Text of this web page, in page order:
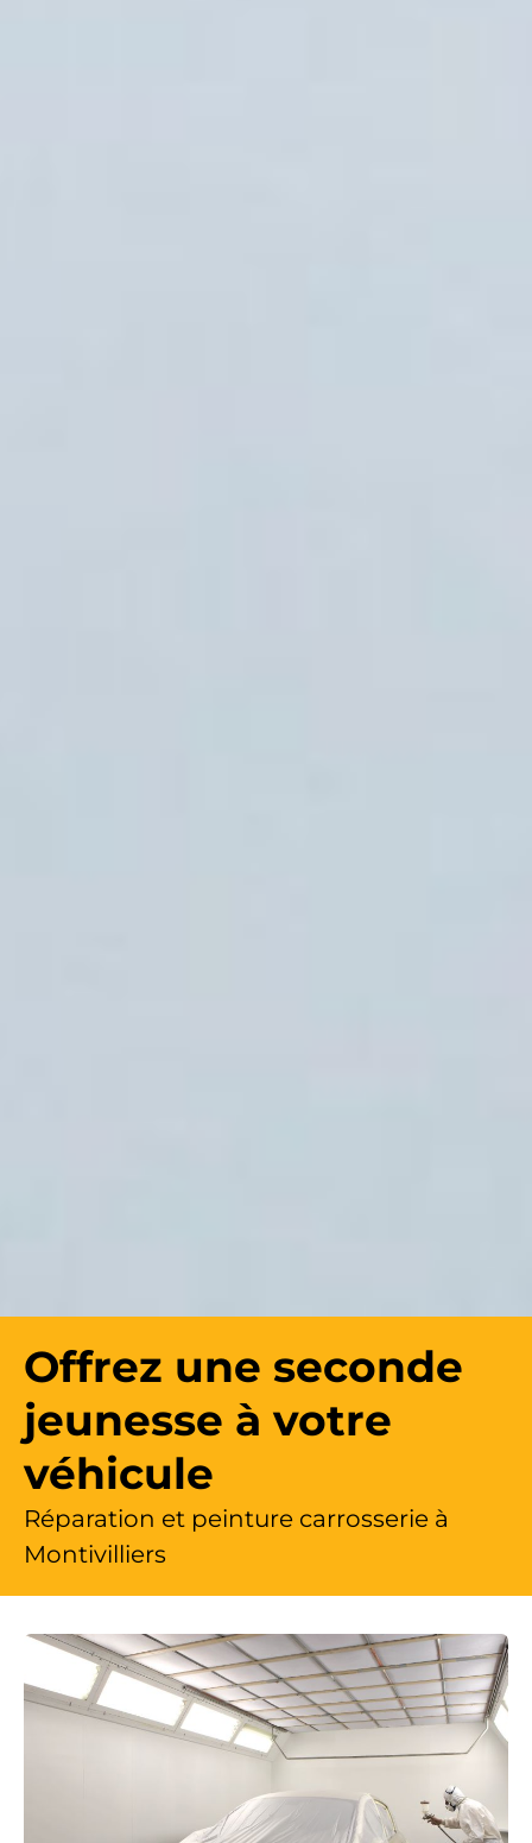
Offrez une seconde
jeunesse à votre
véhicule
Réparation et peinture carrosserie à
Montivilliers